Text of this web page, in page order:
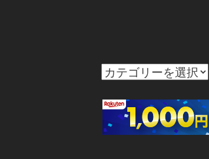
カ
ゴ
リ
ー